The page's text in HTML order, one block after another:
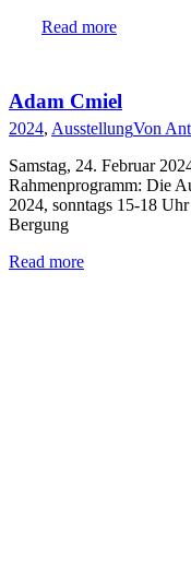
Read more
Adam Cmiel
2024, AusstellungVon
Samstag, 24. Februar
Rahmenprogramm: Die
2024, sonntags 15-18
Bergung
Read more